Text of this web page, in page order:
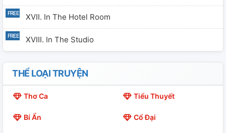
XVII. In The Hotel Room
XVIII. In The Studio
XIX. In The Swimming Pool
XX. In The Dark Alley
THỂ LOẠI TRUYỆN
Thơ Ca Tiểu Thuyết
Bí Ẩn Cổ Đại